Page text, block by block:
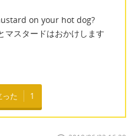
on your hot dog?
マスタードはおかけします
った 1